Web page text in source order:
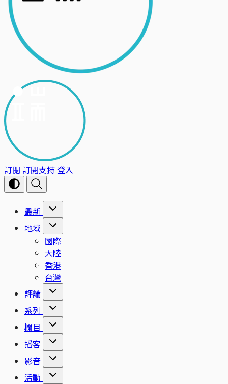
訂閱 訂閱支持登入
最新
地域
國際
大陸
香港
台灣
評論
系列
欄目
播客
影音
活動